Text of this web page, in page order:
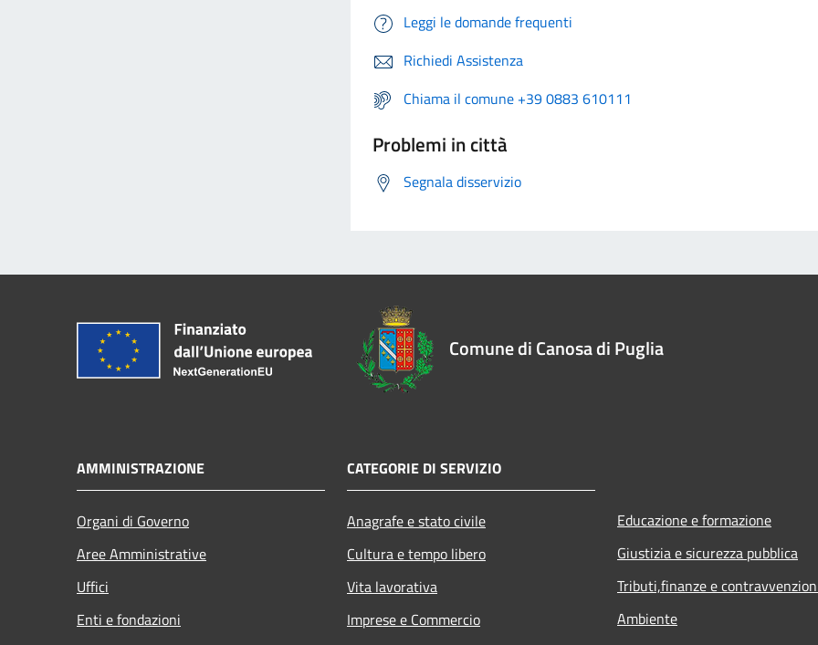
Leggi le domande frequenti
Richiedi Assistenza
Chiama il comune +39 0883 610111
Problemi in città
Segnala disservizio
Comune di Canosa di Puglia
AMMINISTRAZIONE
Organi di Governo
Aree Amministrative
Uffici
Enti e fondazioni
CATEGORIE DI SERVIZIO
Anagrafe e stato civile
Cultura e tempo libero
Vita lavorativa
Imprese e Commercio
Educazione e formazione
Giustizia e sicurezza pubblica
Tributi,finanze e
Ambiente